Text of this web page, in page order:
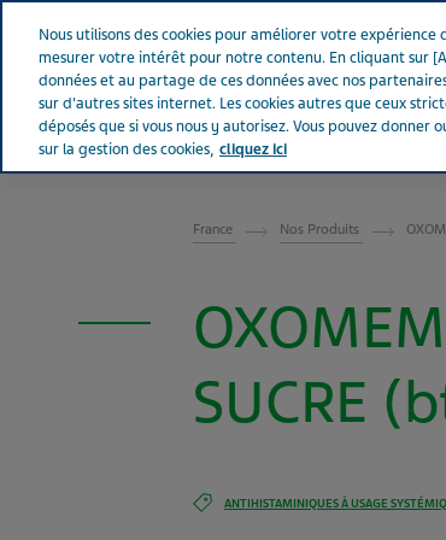
Aller sur Tevapharm
FRANCE
France Nos Produits
SUCRE
ANTIHISTAMINIQUES À USAGE
Nous utilisons des cookies pour améliorer votre
mesurer votre intérêt pour notre contenu. En cliquant sur
données et au partage de ces données avec nos
sur d'autres sites internet. Les cookies autres que ceux
déposés que si vous nous y autorisez. Vous pouvez
sur la gestion des cookies, cliquez ici